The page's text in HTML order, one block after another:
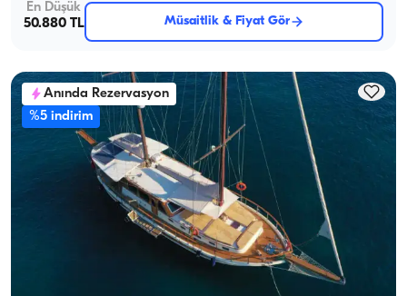
En Düşük
50.880 TL
Müsaitlik & Fiyat Gör
Anında Rezervasyon
%5 indirim